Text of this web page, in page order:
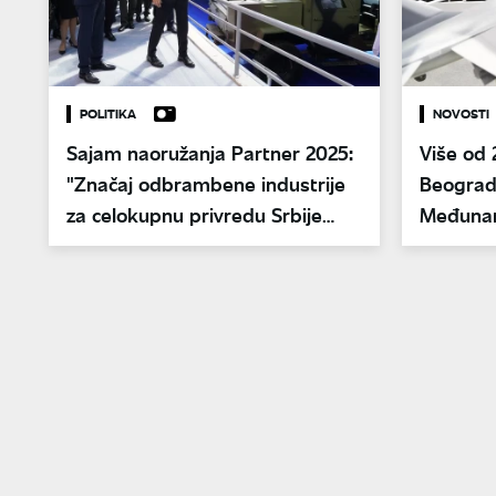
POLITIKA
Sajam naoružanja Partner 2025:
"Značaj odbrambene industrije
za celokupnu privredu Srbije
ogroman"
NOVOSTI
Više od
vojne